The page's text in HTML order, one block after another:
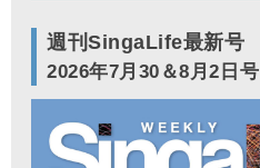
週刊SingaLife最新号
2026年7月30＆8月2日号